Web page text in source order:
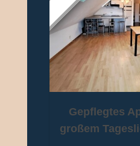
Gepflegtes
großem